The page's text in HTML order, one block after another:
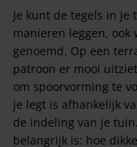
Je kunt de tegels in
manieren leggen, ook
genoemd. Op een
patroon er mooi
om spoorvorming te
je legt is afhankelijk
de indeling van je
belangrijk is: hoe